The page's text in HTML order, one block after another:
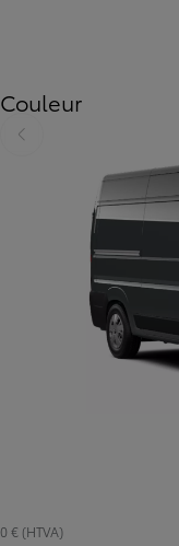
Couleur
Diapositive précédente
0 € (HTVA)